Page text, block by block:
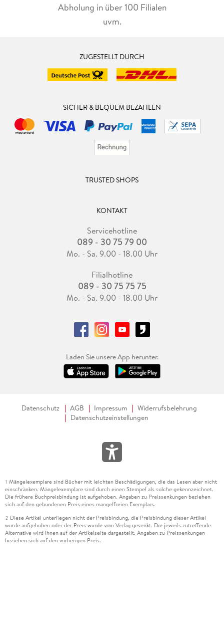
Abholung in über 100 Filialen
uvm.
ZUGESTELLT DURCH
SICHER & BEQUEM BEZAHLEN
TRUSTED SHOPS
KONTAKT
Servicehotline
089 - 30 75 79 00
Mo. - Sa. 9.00 - 18.00 Uhr
Filialhotline
089 - 30 75 75 75
Mo. - Sa. 9.00 - 18.00 Uhr
Laden Sie unsere App herunter.
Datenschutz AGB Impressum
Widerrufsbelehrung
Datenschutzeinstellungen
1 Mängelexemplare sind Bücher mit leichten Beschädigungen, die das Lesen aber nicht
einschränken. Mängelexemplare sind durch einen Stempel als solche gekennzeichnet.
Die frühere Buchpreisbindung ist aufgehoben. Angaben zu Preissenkungen beziehen
sich auf den gebundenen Preis eines mangelfreien Exemplars.
2 Diese Artikel unterliegen nicht der Preisbindung, die Preisbindung dieser Artikel
wurde aufgehoben oder der Preis wurde vom Verlag gesenkt. Die jeweils zutreffende
Alternative wird Ihnen auf der Artikelseite dargestellt. Angaben zu Preissenkungen
beziehen sich auf den vorherigen Preis.